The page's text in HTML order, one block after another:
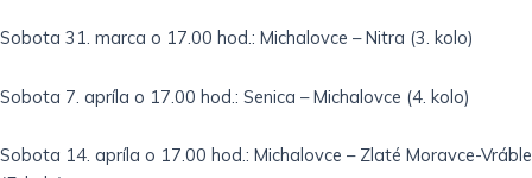
Sobota 31. marca o 17.00 hod.: Michalovce – Nitra (3. kolo)
Sobota 7. apríla o 17.00 hod.: Senica – Michalovce (4. kolo)
Sobota 14. apríla o 17.00 hod.: Michalovce – Zlaté Moravce-Vráble